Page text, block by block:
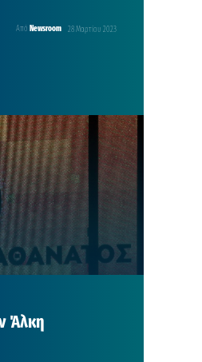
Από Newsroom 28 Μαρτίου 2023
Άλκη